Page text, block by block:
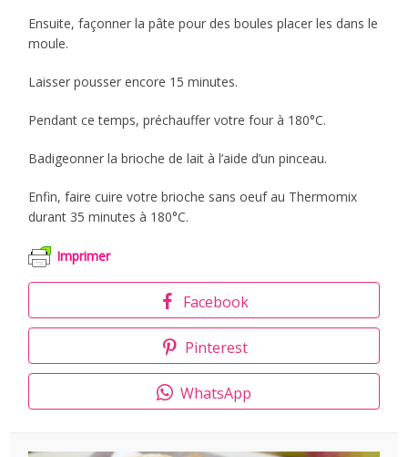
Ensuite, façonner la pâte pour des boules placer les dans le
moule.
Laisser pousser encore 15 minutes.
Pendant ce temps, préchauffer votre four à 180°C.
Badigeonner la brioche de lait à l’aide d’un pinceau.
Enfin, faire cuire votre brioche sans oeuf au Thermomix
durant 35 minutes à 180°C.
Imprimer
Facebook
Pinterest
WhatsApp